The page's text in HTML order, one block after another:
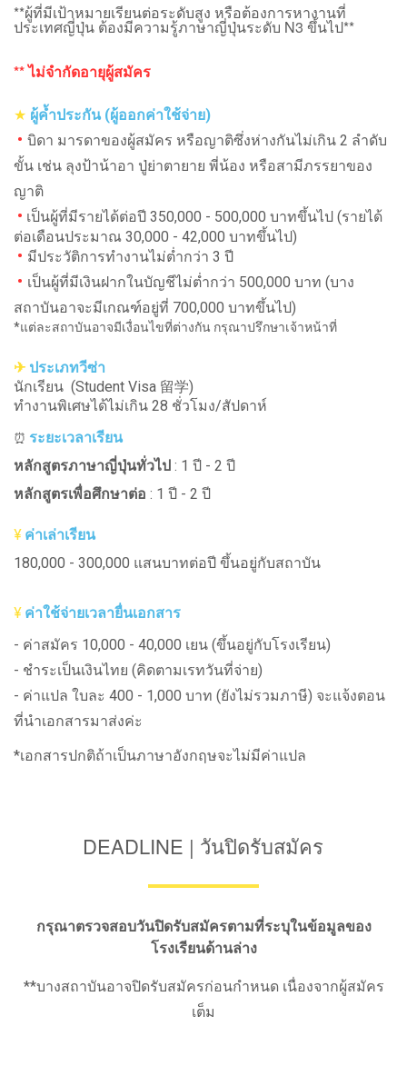
**ผู้ที่มีเป้าหมายเรียนต่อระดับสูง หรือต้องการหางานที่
ประเทศญี่ปุ่น ต้องมีความรู้ภาษาญี่ปุ่นระดับ N3 ขึ้นไป**
** ไม่จำกัดอายุผู้สมัคร
★ ผู้ค้ำประกัน (ผู้ออกค่าใช้จ่าย)
• บิดา มารดาของผู้สมัคร หรือญาติซึ่งห่างกันไม่เกิน 2 ลำดับ
ขั้น เช่น ลุงป้าน้าอา ปู่ย่าตายาย พี่น้อง หรือสามีภรรยาของ
ญาติ
• เป็นผู้ที่มีรายได้ต่อปี 350,000 - 500,000 บาทขึ้นไป (รายได้
ต่อเดือนประมาณ 30,000 - 42,000 บาทขึ้นไป)
• มีประวัติการทำงานไม่ต่ำกว่า 3 ปี
• เป็นผู้ที่มีเงินฝากในบัญชีไม่ต่ำกว่า 500,000 บาท​ (บาง
สถาบันอาจะมีเกณฑ์อยู่ที่ 700,000 บาทขึ้นไป)
*แต่ละสถาบันอาจมีเงื่อนไขที่ต่างกัน กรุณาปรึกษาเจ้าหน้าที่
✈ ประเภทวีซ่า
นักเรียน (Student Visa 留学)
ทำงานพิเศษได้ไม่เกิน 28 ชั่วโมง/สัปดาห์
⏰ ระยะเวลาเรียน
หลักสูตรภาษาญี่ปุ่นทั่วไป : 1 ปี - 2 ปี
หลักสูตรเพื่อศึกษาต่อ : 1 ปี - 2 ปี
¥ ค่าเล่าเรียน
180,000 - 300,000 แสนบาทต่อปี ขึ้นอยู่กับสถาบัน
¥ ค่าใช้จ่ายเวลายื่นเอกสาร
- ค่าสมัคร 10,000 - 40,000 เยน (ขึ้นอยู่กับโรงเรียน)
- ชำระเป็นเงินไทย (คิดตามเรทวันที่จ่าย)
- ค่าแปล ใบละ 400 - 1,000 บาท (ยังไม่รวมภาษี) จะแจ้งตอน
ที่นำเอกสารมาส่งค่ะ
*เอกสารปกติถ้าเป็นภาษาอังกฤษจะไม่มีค่าแปล
DEADLINE | วันปิดรับสมัคร
กรุณาตรวจสอบวันปิดรับสมัครตามที่ระบุในข้อมูลของ
โรงเรียนด้านล่าง
**บางสถาบันอาจปิดรับสมัครก่อนกำหนด เนื่องจากผู้สมัคร
เต็ม